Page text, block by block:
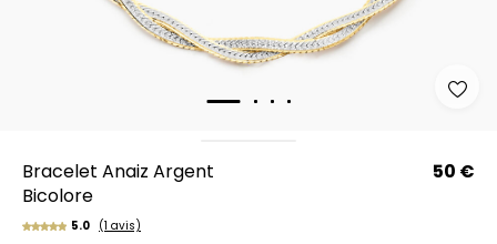
Bracelet Anaiz Argent
Bicolore
50 €
5.0 (1 avis)